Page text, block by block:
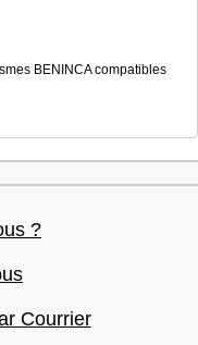
BENINCA compatibles
?
Courrier